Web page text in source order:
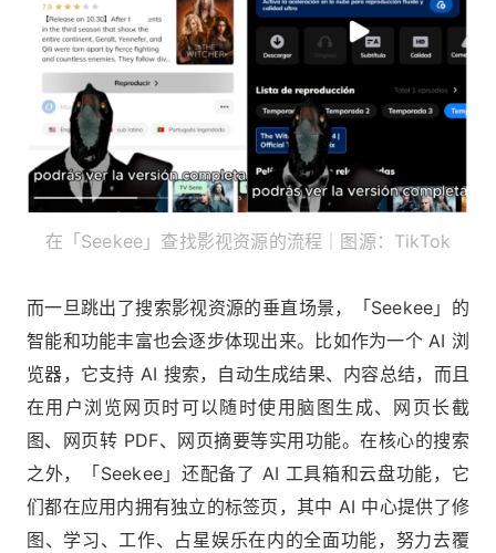
在「Seekee」查找影视资源的流程｜图源：TikTok
而一旦跳出了搜索影视资源的垂直场景，「Seekee」的
智能和功能丰富也会逐步体现出来。比如作为一个 AI 浏
览器，它支持 AI 搜索，自动生成结果、内容总结，而且
在用户浏览网页时可以随时使用脑图生成、网页长截
图、网页转 PDF、网页摘要等实用功能。在核心的搜索
之外，「Seekee」还配备了 AI 工具箱和云盘功能，它
们都在应用内拥有独立的标签页，其中 AI 中心提供了修
图、学习、工作、占星娱乐在内的全面功能，努力去覆